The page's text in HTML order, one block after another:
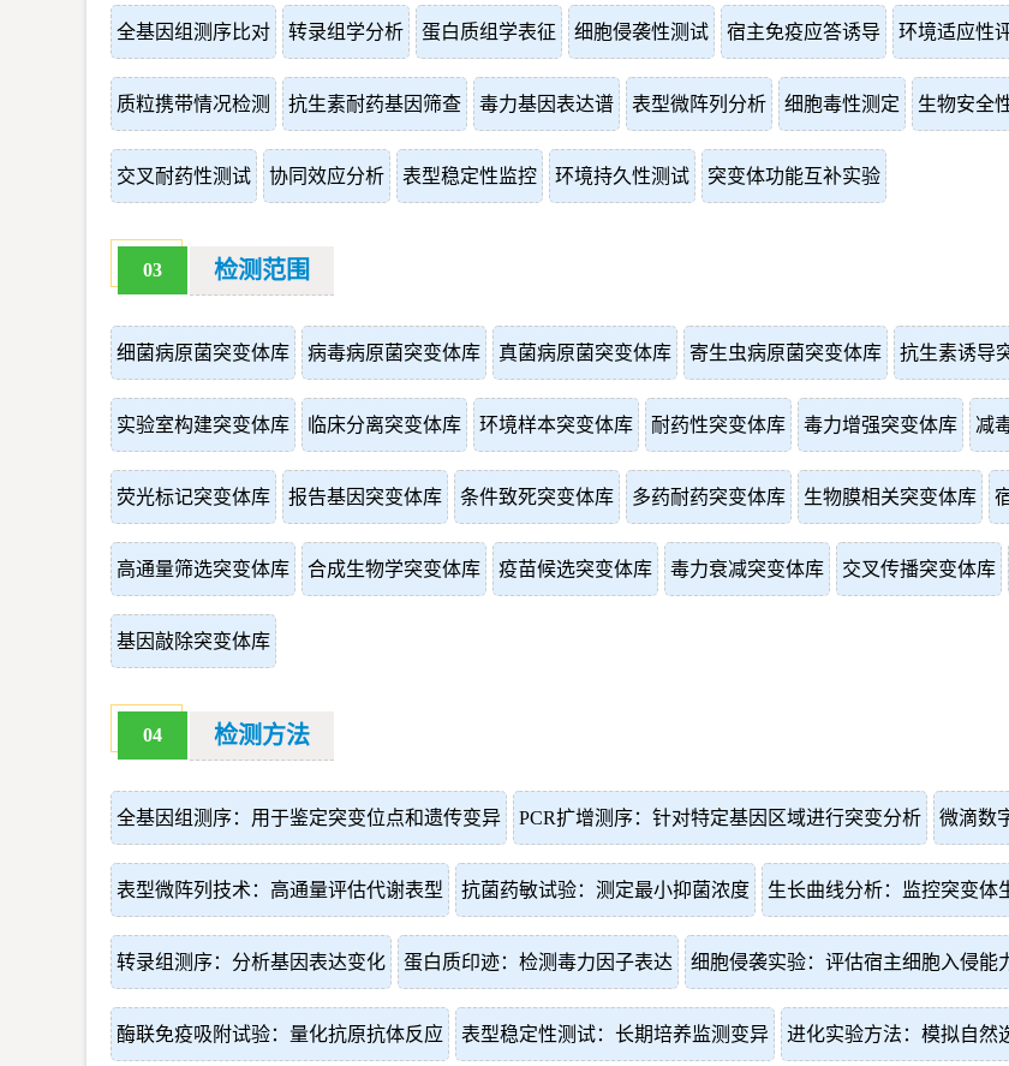
全基因组测序比对 转录组学分析 蛋白质组学表征 细胞侵袭性测试 宿主免疫应答诱导 环境适应性
质粒携带情况检测 抗生素耐药基因筛查 毒力基因表达谱 表型微阵列分析 细胞毒性测定 生物安全
交叉耐药性测试 协同效应分析 表型稳定性监控 环境持久性测试 突变体功能互补实验
03 检测范围
细菌病原菌突变体库 病毒病原菌突变体库 真菌病原菌突变体库 寄生虫病原菌突变体库 抗生素诱导
实验室构建突变体库 临床分离突变体库 环境样本突变体库 耐药性突变体库 毒力增强突变体库 减
荧光标记突变体库 报告基因突变体库 条件致死突变体库 多药耐药突变体库 生物膜相关突变体库
高通量筛选突变体库 合成生物学突变体库 疫苗候选突变体库 毒力衰减突变体库 交叉传播突变体库
基因敲除突变体库
04 检测方法
全基因组测序：用于鉴定突变位点和遗传变异 PCR扩增测序：针对特定基因区域进行突变分析 微滴数
表型微阵列技术：高通量评估代谢表型 抗菌药敏试验：测定最小抑菌浓度 生长曲线分析：监控突变体
转录组测序：分析基因表达变化 蛋白质印迹：检测毒力因子表达 细胞侵袭实验：评估宿主细胞入侵能
酶联免疫吸附试验：量化抗原抗体反应 表型稳定性测试：长期培养监测变异 进化实验方法：模拟自然